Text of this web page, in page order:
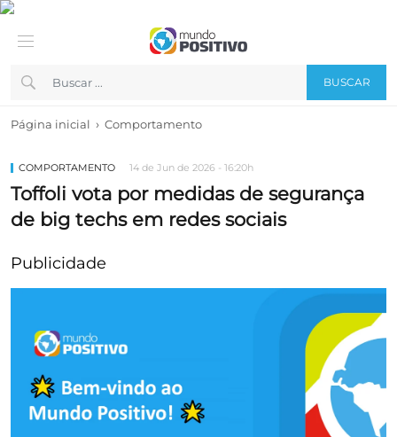
BUSCAR
Página inicial › Comportamento
COMPORTAMENTO 14 de Jun de 2026 - 16:20h
Toffoli vota por medidas de segurança
de big techs em redes sociais
Publicidade